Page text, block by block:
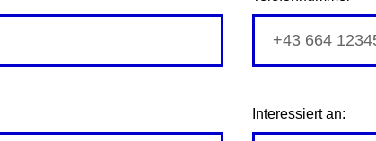
Interessiert an: